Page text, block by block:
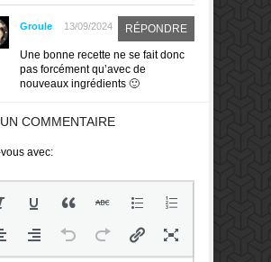
Groule 13/09/2024 RÉPONDRE
Une bonne recette ne se fait donc
pas forcément qu’avec de
nouveaux ingrédients 🙂
COMMENTAIRE
avec: